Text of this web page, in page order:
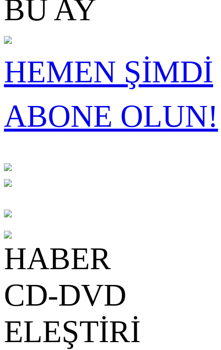
BU AY
HEMEN ŞİMDİ
ABONE OLUN!
HABER
CD-DVD
ELEŞTİRİ